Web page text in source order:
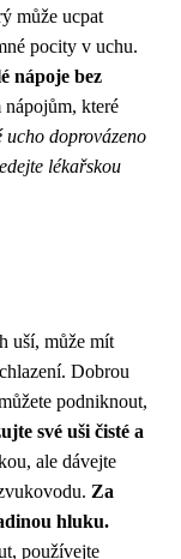
může ucpat
pocity v uchu.
nápoje bez
které
ucho doprovázeno
lékařskou
uší, může mít
Dobrou
podniknout,
své uši čisté a
ale dávejte
Za
hluku.
používejte